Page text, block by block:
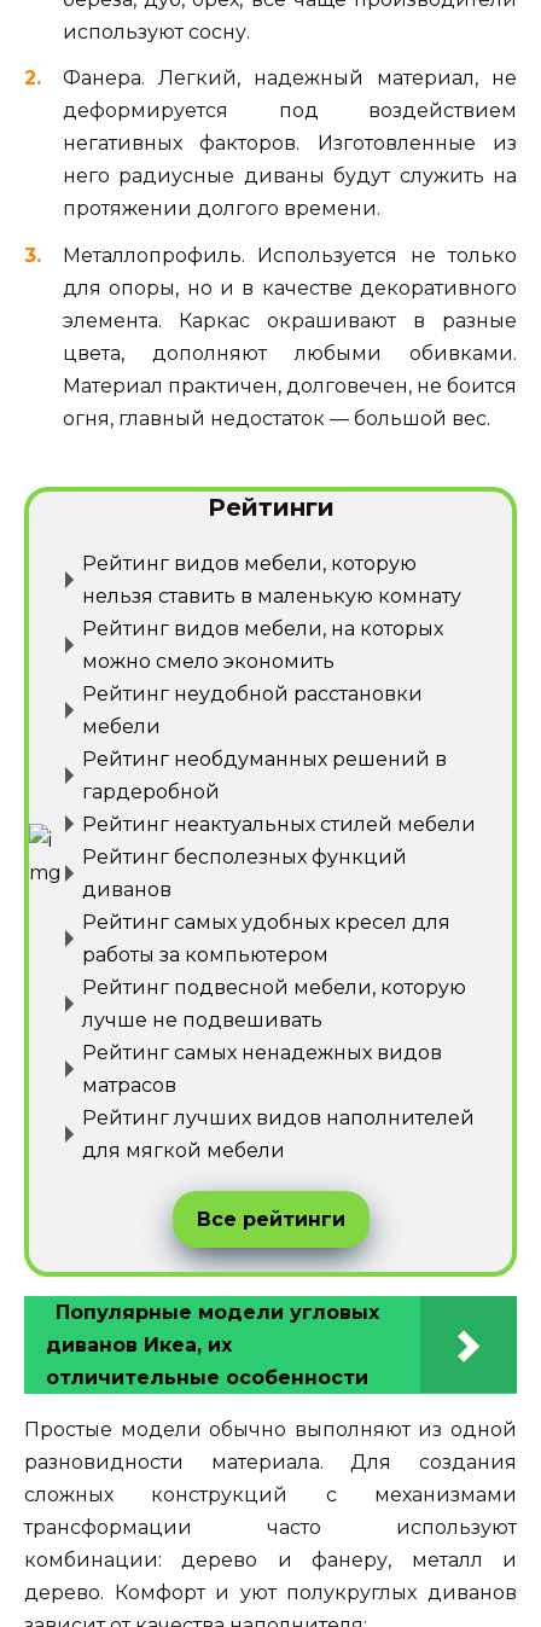
используют сосну.
Фанера. Легкий, надежный материал, не
деформируется под воздействием
негативных факторов. Изготовленные из
него радиусные диваны будут служить на
протяжении долгого времени.
Металлопрофиль. Используется не только
для опоры, но и в качестве декоративного
элемента. Каркас окрашивают в разные
цвета, дополняют любыми обивками.
Материал практичен, долговечен, не боится
огня, главный недостаток — большой вес.
Рейтинги
Рейтинг видов мебели, которую
нельзя ставить в маленькую комнату
Рейтинг видов мебели, на которых
можно смело экономить
Рейтинг неудобной расстановки
мебели
Рейтинг необдуманных решений в
гардеробной
Рейтинг неактуальных стилей мебели
Рейтинг бесполезных функций
диванов
Рейтинг самых удобных кресел для
работы за компьютером
Рейтинг подвесной мебели, которую
лучше не подвешивать
Рейтинг самых ненадежных видов
матрасов
Рейтинг лучших видов наполнителей
для мягкой мебели
Все рейтинги
Популярные модели угловых
диванов Икеа, их
отличительные особенности
Простые модели обычно выполняют из одной
разновидности материала. Для создания
сложных конструкций с механизмами
трансформации часто используют
комбинации: дерево и фанеру, металл и
дерево. Комфорт и уют полукруглых диванов